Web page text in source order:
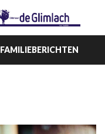
FAMILIEBERICHTEN